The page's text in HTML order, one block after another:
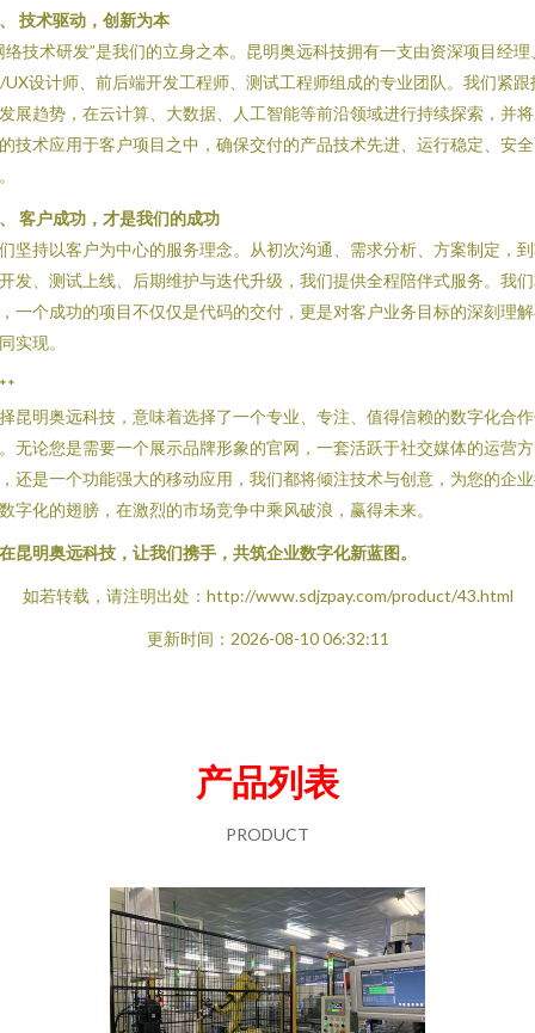
技术驱动，创新为本
络技术研发”是我们的立身之本。昆明奥远科技拥有一支由资深项目经理
UX设计师、前后端开发工程师、测试工程师组成的专业团队。我们紧跟
展趋势，在云计算、大数据、人工智能等前沿领域进行持续探索，并
技术应用于客户项目之中，确保交付的产品技术先进、运行稳定、安
客户成功，才是我们的成功
坚持以客户为中心的服务理念。从初次沟通、需求分析、方案制定，
发、测试上线、后期维护与迭代升级，我们提供全程陪伴式服务。我
一个成功的项目不仅仅是代码的交付，更是对客户业务目标的深刻理
实现。
昆明奥远科技，意味着选择了一个专业、专注、值得信赖的数字化合
无论您是需要一个展示品牌形象的官网，一套活跃于社交媒体的运营方
还是一个功能强大的移动应用，我们都将倾注技术与创意，为您的企
字化的翅膀，在激烈的市场竞争中乘风破浪，赢得未来。
昆明奥远科技，让我们携手，共筑企业数字化新蓝图。
如若转载，请注明出处：http://www.sdjzpay.com/product/43.html
更新时间：2026-08-10 06:32:11
产品列表
PRODUCT